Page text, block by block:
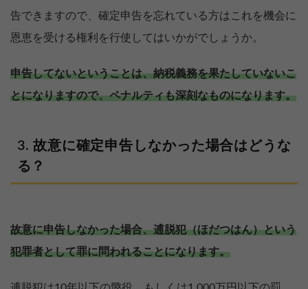
告できますので、確定申告を忘れている方はこれを機会に
恩恵を受ける権利を行使してはいかがでしょうか。
申告してないということは、納税義務を果たしていないこ
とになりますので、ペナルティも深刻なものになります。
故意に確定申告しなかった場合はどうな
る？
故意に申告しなかった場合、逋脱犯（ほだつはん）という
犯罪者として罪に問われることになります。